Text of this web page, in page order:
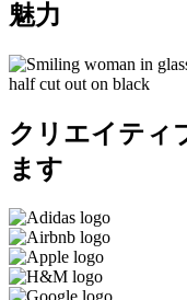
魅力
クリエイティ
ます